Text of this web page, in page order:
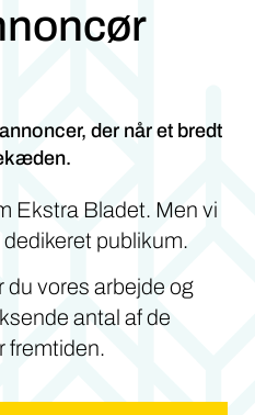
der når et bredt
Ekstra Bladet. Men vi
publikum.
vores arbejde og
antal af de
fremtiden.